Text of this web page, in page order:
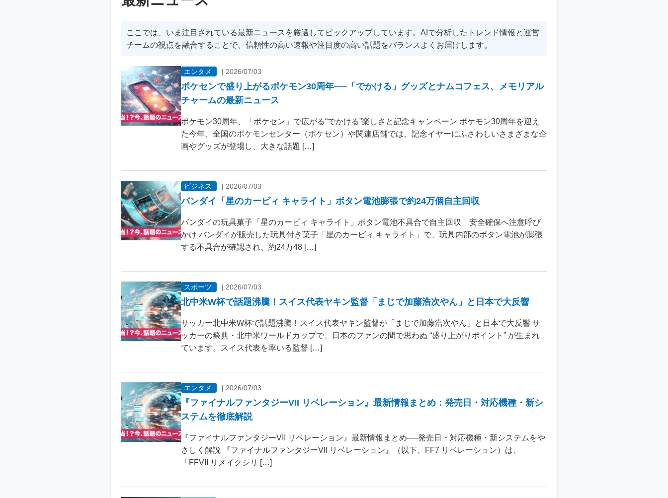
ここでは、いま注目されている最新ニュースを厳選してピックアップしています。AIで分析したトレンド情報と運営
チームの視点を融合することで、信頼性の高い速報や注目度の高い話題をバランスよくお届けします。
エンタメ | 2026/07/03
ポケセンで盛り上がるポケモン30周年──「でかける」グッズとナムコフェス、メモリアル
チャームの最新ニュース
ポケモン30周年、「ポケセン」で広がる“でかける”楽しさと記念キャンペーン ポケモン30周年を迎え
た今年、全国のポケモンセンター（ポケセン）や関連店舗では、記念イヤーにふさわしいさまざまな企
画やグッズが登場し、大きな話題 […]
ビジネス | 2026/07/03
バンダイ「星のカービィ キャライト」ボタン電池膨張で約24万個自主回収
バンダイの玩具菓子「星のカービィ キャライト」ボタン電池不具合で自主回収 安全確保へ注意呼び
かけ バンダイが販売した玩具付き菓子「星のカービィ キャライト」で、玩具内部のボタン電池が膨張
する不具合が確認され、約24万48 […]
スポーツ | 2026/07/03
北中米W杯で話題沸騰！スイス代表ヤキン監督「まじで加藤浩次やん」と日本で大反響
サッカー北中米W杯で話題沸騰！スイス代表ヤキン監督が「まじで加藤浩次やん」と日本で大反響 サ
ッカーの祭典・北中米ワールドカップで、日本のファンの間で思わぬ “盛り上がりポイント” が生まれ
ています。スイス代表を率いる監督 […]
エンタメ | 2026/07/03
『ファイナルファンタジーVII リベレーション』最新情報まとめ：発売日・対応機種・新シ
ステムを徹底解説
『ファイナルファンタジーVII リベレーション』最新情報まとめ──発売日・対応機種・新システムをや
さしく解説 『ファイナルファンタジーVII リベレーション』（以下、FF7 リベレーション）は、
「FFVII リメイクシリ […]